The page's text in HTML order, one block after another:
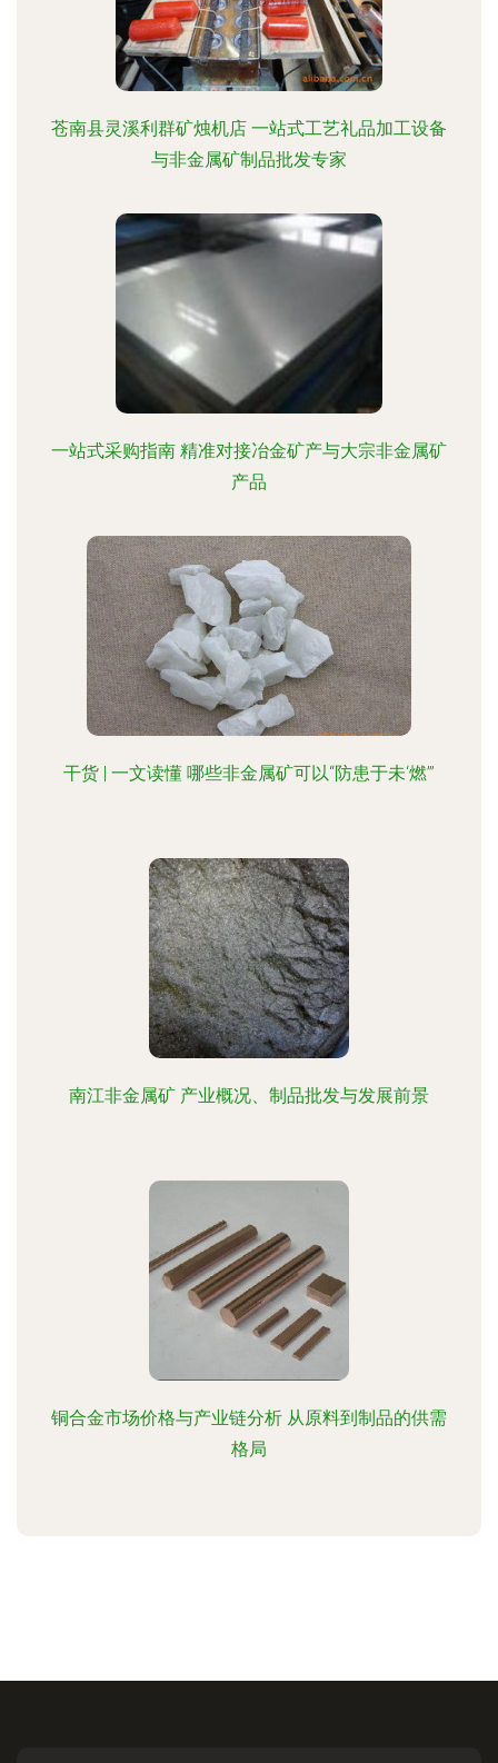
苍南县灵溪利群矿烛机店 一站式工艺礼品加工设备
与非金属矿制品批发专家
一站式采购指南 精准对接冶金矿产与大宗非金属矿
产品
干货 | 一文读懂 哪些非金属矿可以“防患于未‘燃’”
南江非金属矿 产业概况、制品批发与发展前景
铜合金市场价格与产业链分析 从原料到制品的供需
格局